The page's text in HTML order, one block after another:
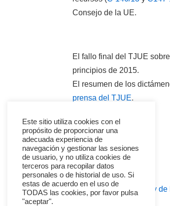
Consejo de la UE.
El fallo final del TJUE
principios de 2015.
El resumen de los
prensa del TJUE.
F
a
c
e
b
o
T
wi
tt
er
m
p
tir
Navegación
La
‹ Anteproyecto de la Ley
Este sitio utiliza cookies con el
propósito de proporcionar una
adecuada experiencia de
navegación y gestionar las sesiones
de usuario, y no utiliza cookies de
terceros para recopilar datos
personales o de historial de uso. Si
estas de acuerdo en el uso de
TODAS las cookies, por favor pulsa
"aceptar".